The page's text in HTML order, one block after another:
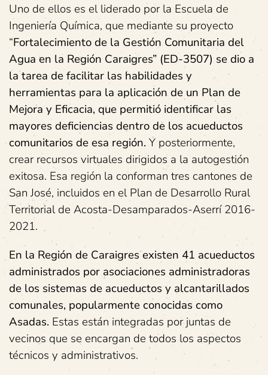
Uno de ellos es el liderado por la Escuela de
Ingeniería Química, que mediante su proyecto
“Fortalecimiento de la Gestión Comunitaria del
Agua en la Región Caraigres” (ED-3507) se dio a
la tarea de facilitar las habilidades y
herramientas para la aplicación de un Plan de
Mejora y Eficacia, que permitió identificar las
mayores deficiencias dentro de los acueductos
comunitarios de esa región. Y posteriormente,
crear recursos virtuales dirigidos a la autogestión
exitosa. Esa región la conforman tres cantones de
San José, incluidos en el Plan de Desarrollo Rural
Territorial de Acosta-Desamparados-Aserrí 2016-
2021.
En la Región de Caraigres existen 41 acueductos
administrados por asociaciones administradoras
de los sistemas de acueductos y alcantarillados
comunales, popularmente conocidas como
Asadas. Estas están integradas por juntas de
vecinos que se encargan de todos los aspectos
técnicos y administrativos.